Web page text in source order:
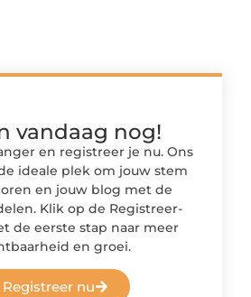
vandaag nog!
en registreer je nu. Ons
ideale plek om jouw stem
en jouw blog met de
Klik op de Registreer-
de eerste stap naar meer
en groei.
Registreer nu